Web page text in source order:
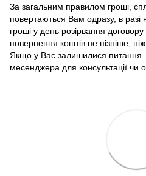
За загальним правилом гроші,
повертаються Вам одразу, в разі
гроші у день розірвання
повернення коштів не пізніше,
Якщо у Вас залишилися питання
месенджера для консультації